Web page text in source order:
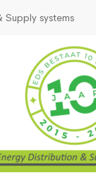
Supply systems